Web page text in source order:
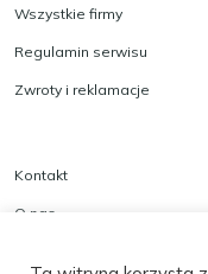
Wszystkie firmy
Regulamin serwisu
Zwroty i reklamacje
Kontakt
O nas